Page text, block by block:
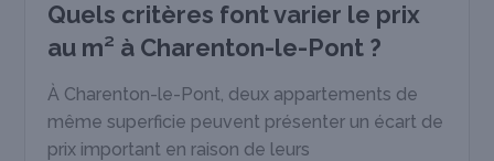
Quels critères font varier le prix
au m² à Charenton-le-Pont ?
À Charenton-le-Pont, deux appartements de
même superficie peuvent présenter un écart de
prix important en raison de leurs